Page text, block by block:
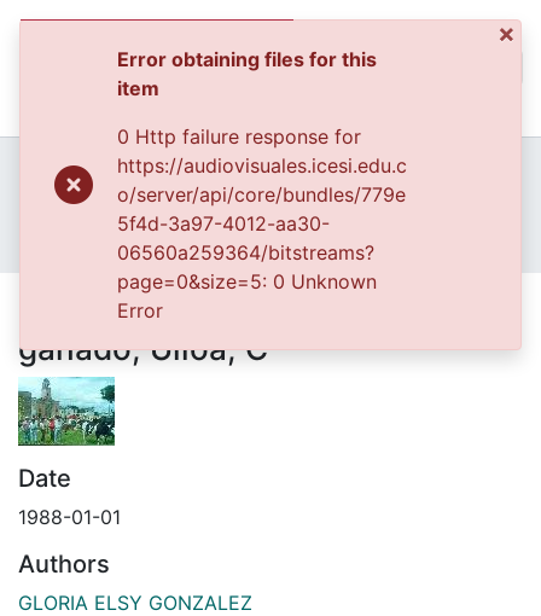
All of DSpace
Statistics
Home
Archivo del Patrimonio Fotográfico y Fílmico del Valle del Cauca
Fondo Archivo del Patrimonio Fotográfico y Fílmico del Valle del Cauca
Los Eventos
APFFVC - Fiestas, Ferias y Carnavales - Patrimonial
Parque Principal, Feria de ganado, Ulloa, C
Parque Principal, Feria de
ganado, Ulloa, C
Date
1988-01-01
Authors
GLORIA ELSY GONZALEZ
×
Error obtaining files for this
item
0 Http failure response for
https://audiovisuales.icesi.edu.c
o/server/api/core/bundles/779e
5f4d-3a97-4012-aa30-
06560a259364/bitstreams?
page=0&size=5: 0 Unknown
Error